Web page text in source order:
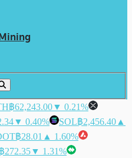
฿62,243.00▼ 0.21%
▼ 0.40% SOL฿2,456.40 ▲
฿28.01 ▲ 1.60%
฿272.35▼ 1.31%